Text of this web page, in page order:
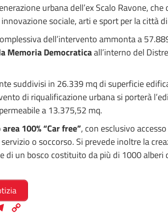
urbana dell’ex Scalo Ravone, che
sociale, arti e sport per la città
dell’intervento ammonta a
Memoria Democraticaall’interno del
suddivisi in 26.339 mq di superficie
di riqualificazione urbana si porterà
a 13.375,52 mq.
area 100% “Car free”, con esclusivo
o soccorso. Si prevede inoltre la
un bosco costituito da più di 1000 alberi